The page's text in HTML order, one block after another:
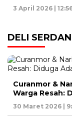
3 April 2026 |
DELI
Curanmor &
Warga Resah:
30 Maret 2026 |